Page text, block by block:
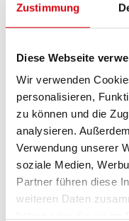
Zustimmung
Diese Webseite
Wir verwenden
personalisieren,
zu können und die
analysieren.
Verwendung unserer
soziale Medien,
Partner führen diese
weiteren Daten
Verfügbar:
Zetti